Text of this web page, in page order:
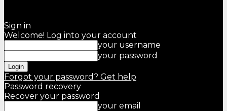
Sign in
Welcome! Log into your account
your username
your password
Forgot your password? Get help
Password recovery
Recover your password
your email